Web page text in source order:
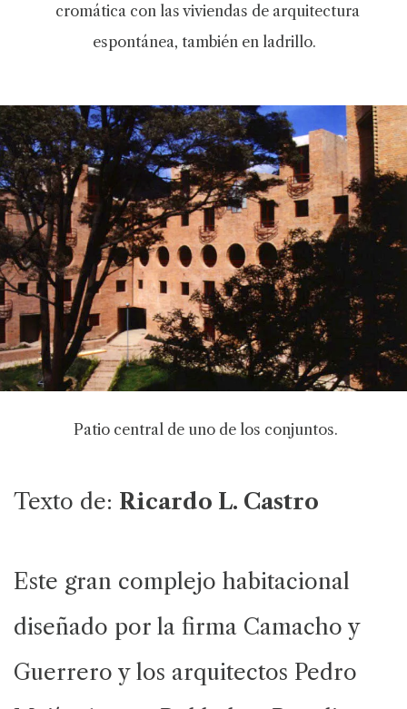
cromática con las viviendas de arquitectura
espontánea, también en ladrillo.
Patio central de uno de los conjuntos.
Texto de: Ricardo L. Castro
Este gran complejo habitacional
diseñado por la firma Camacho y
Guerrero y los arquitectos Pedro